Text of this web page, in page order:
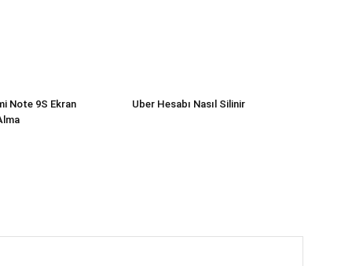
Note 9S Ekran
Uber Hesabı Nasıl Silinir